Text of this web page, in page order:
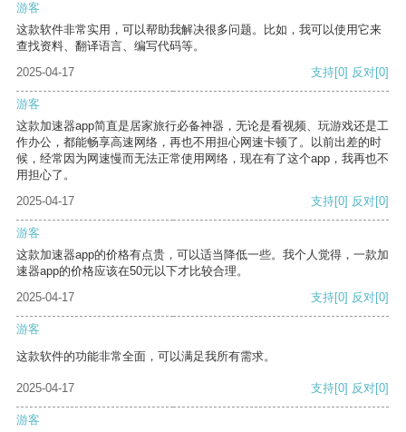
游客
这款软件非常实用，可以帮助我解决很多问题。比如，我可以使用它来
查找资料、翻译语言、编写代码等。
2025-04-17
支持[0] 反对[0]
游客
这款加速器app简直是居家旅行必备神器，无论是看视频、玩游戏还是工
作办公，都能畅享高速网络，再也不用担心网速卡顿了。以前出差的时
候，经常因为网速慢而无法正常使用网络，现在有了这个app，我再也不
用担心了。
2025-04-17
支持[0] 反对[0]
游客
这款加速器app的价格有点贵，可以适当降低一些。我个人觉得，一款加
速器app的价格应该在50元以下才比较合理。
2025-04-17
支持[0] 反对[0]
游客
这款软件的功能非常全面，可以满足我所有需求。
2025-04-17 支持[0] 反对[0]
游客